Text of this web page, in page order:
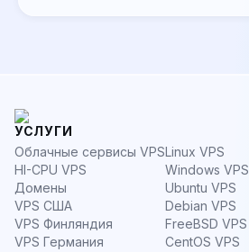
УСЛУГИ
Облачные сервисы VPS
HI-CPU VPS
Домены
VPS США
VPS Финляндия
VPS Германия
Linux VPS
Windows VPS
Ubuntu VPS
Debian VPS
FreeBSD VPS
CentOS VPS